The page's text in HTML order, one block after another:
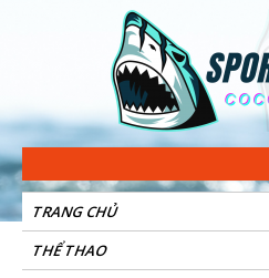
Sports Blog
Cocoa Beach
TRANG CHỦ
THỂ THAO